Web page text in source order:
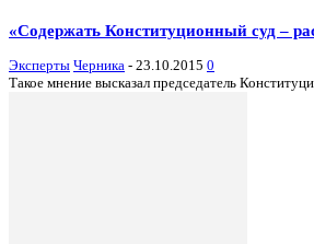
«Содержать Конституционный суд –
Эксперты Черника - 23.10.2015 0
Такое мнение высказал председатель